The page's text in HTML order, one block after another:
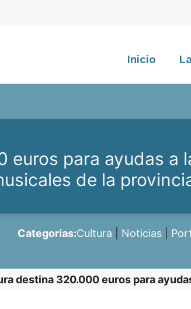
Inicio
euros para ayudas a
de la
Categorías:Cultura Noticias
destina 320.000 euros para